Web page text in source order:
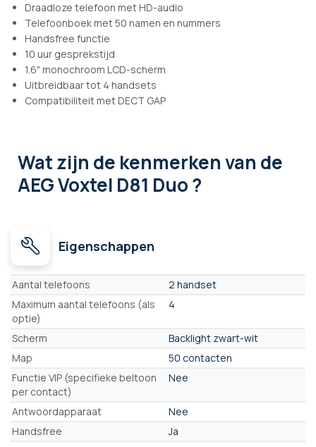
Draadloze telefoon met HD-audio
Telefoonboek met 50 namen en nummers
Handsfree functie
10 uur gesprekstijd
1.6" monochroom LCD-scherm
Uitbreidbaar tot 4 handsets
Compatibiliteit met DECT GAP
Wat zijn de kenmerkenvan de
AEG Voxtel D81 Duo ?
Eigenschappen
Eigenschappen
Aantal telefoons
2 handset
Maximum aantal telefoons (als
optie)
4
Scherm
Backlight zwart-wit
Map
50 contacten
Functie VIP (specifieke beltoon
per contact)
Nee
Antwoordapparaat
Nee
Handsfree
Ja